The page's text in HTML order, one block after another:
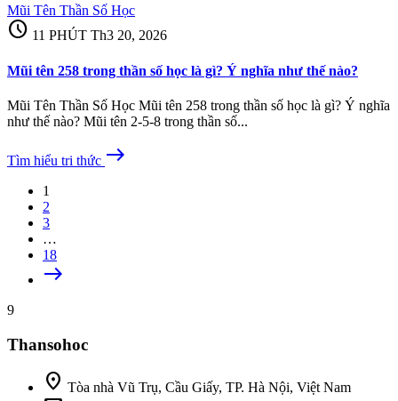
Mũi Tên Thần Số Học
schedule 11 PHÚT Th3 20, 2026
Mũi tên 258 trong thần số học là gì? Ý nghĩa như thế nào?
Mũi Tên Thần Số Học Mũi tên 258 trong thần số học là gì? Ý nghĩa
như thế nào? Mũi tên 2-5-8 trong thần số...
Tìm hiểu tri thức east
1
2
3
…
18
east
9
Thansohoc
location_on Tòa nhà Vũ Trụ, Cầu Giấy, TP. Hà Nội, Việt Nam